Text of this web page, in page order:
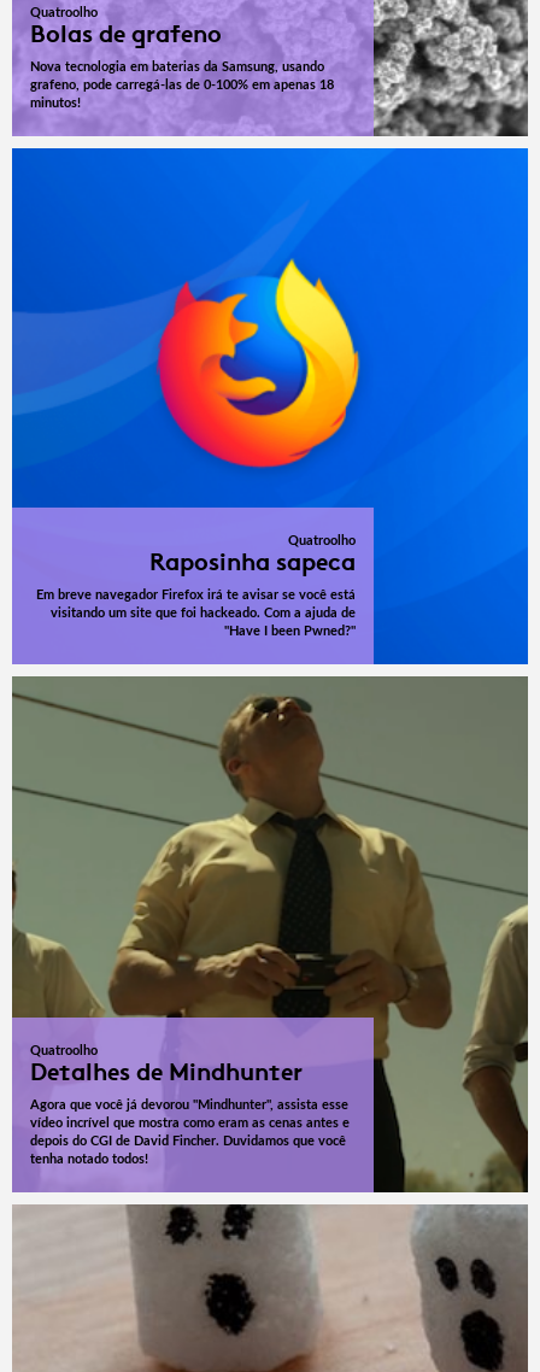
Quatroolho
Bolas de grafeno
Nova tecnologia em baterias da Samsung, usando
grafeno, pode carregá-las de 0-100% em apenas 18
minutos!
Quatroolho
Raposinha sapeca
Em breve navegador Firefox irá te avisar se você está
visitando um site que foi hackeado. Com a ajuda de
"Have I been Pwned?"
Quatroolho
Detalhes de Mindhunter
Agora que você já devorou "Mindhunter", assista esse
vídeo incrível que mostra como eram as cenas antes e
depois do CGI de David Fincher. Duvidamos que você
tenha notado todos!